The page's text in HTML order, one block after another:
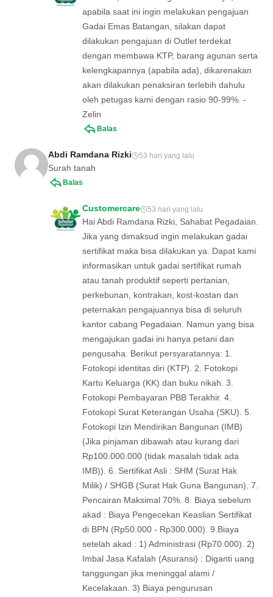
apabila saat ini ingin melakukan pengajuan
Gadai Emas Batangan, silakan dapat
dilakukan pengajuan di Outlet terdekat
dengan membawa KTP, barang agunan serta
kelengkapannya (apabila ada), dikarenakan
akan dilakukan penaksiran terlebih dahulu
oleh petugas kami dengan rasio 90-99%. -
Zelin
Balas
Abdi Ramdana Rizki 53 hari yang lalu
Surah tanah
Balas
Customercare 53 hari yang lalu
Hai Abdi Ramdana Rizki, Sahabat Pegadaian.
Jika yang dimaksud ingin melakukan gadai
sertifikat maka bisa dilakukan ya. Dapat kami
informasikan untuk gadai sertifikat rumah
atau tanah produktif seperti pertanian,
perkebunan, kontrakan, kost-kostan dan
peternakan pengajuannya bisa di seluruh
kantor cabang Pegadaian. Namun yang bisa
mengajukan gadai ini hanya petani dan
pengusaha. Berikut persyaratannya: 1.
Fotokopi identitas diri (KTP). 2. Fotokopi
Kartu Keluarga (KK) dan buku nikah. 3.
Fotokopi Pembayaran PBB Terakhir. 4.
Fotokopi Surat Keterangan Usaha (SKU). 5.
Fotokopi Izin Mendirikan Bangunan (IMB)
(Jika pinjaman dibawah atau kurang dari
Rp100.000.000 (tidak masalah tidak ada
IMB)). 6. Sertifikat Asli : SHM (Surat Hak
Milik) / SHGB (Surat Hak Guna Bangunan). 7.
Pencairan Maksimal 70%. 8. Biaya sebelum
akad : Biaya Pengecekan Keaslian Sertifikat
di BPN (Rp50.000 - Rp300.000). 9.Biaya
setelah akad : 1) Administrasi (Rp70.000). 2)
Imbal Jasa Kafalah (Asuransi) : Diganti uang
tanggungan jika meninggal alami /
Kecelakaan. 3) Biaya pengurusan